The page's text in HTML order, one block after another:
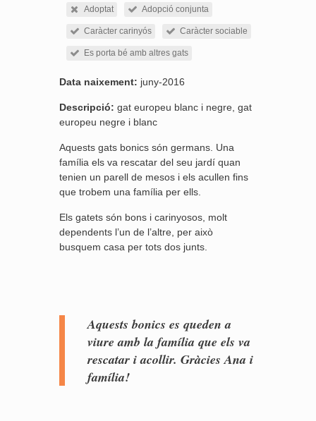
Adoptat Adopció conjunta
Caràcter carinyós Caràcter sociable
Es porta bé amb altres gats
Data naixement: juny-2016
Descripció: gat europeu blanc i negre, gat
europeu negre i blanc
Aquests gats bonics són germans. Una
família els va rescatar del seu jardí quan
tenien un parell de mesos i els acullen fins
que trobem una família per ells.
Els gatets són bons i carinyosos, molt
dependents l’un de l’altre, per això
busquem casa per tots dos junts.
Aquests bonics es queden a
viure amb la família que els va
rescatar i acollir. Gràcies Ana i
família!